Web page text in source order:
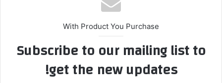
With Product You Purchase
Subscribe to our mailing list to
get the new updates!